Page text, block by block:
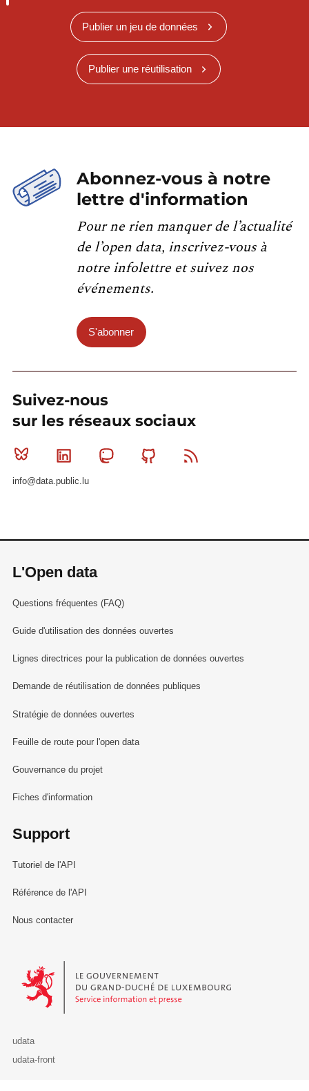
Publier un jeu de données
Publier une réutilisation
Abonnez-vous à notre
lettre d'information
Pour ne rien manquer de l’actualité
de l’open data, inscrivez-vous à
notre infolettre et suivez nos
événements.
S'abonner
Suivez-nous
sur les réseaux sociaux
Bluesky Linkedin MastodonGithub
info@data.public.lu
L'Open data
Questions fréquentes (FAQ)
Guide d'utilisation des données ouvertes
Lignes directrices pour la publication de données ouvertes
Demande de réutilisation de données publiques
Stratégie de données ouvertes
Feuille de route pour l'open data
Gouvernance du projet
Fiches d'information
Support
Tutoriel de l'API
Référence de l'API
Nous contacter
Le Gouvernement du Grand-Duché de Luxembourg - Service
udata
udata-front